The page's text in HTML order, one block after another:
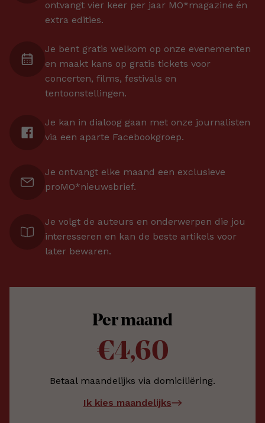
ontvangt vier keer per jaar MO*magazine én
extra edities.
Je bent gratis welkom op onze evenementen
en maakt kans op gratis tickets voor
concerten, films, festivals en
tentoonstellingen.
Je kan in dialoog gaan met onze journalisten
via een aparte Facebookgroep.
Je ontvangt elke maand een exclusieve
proMO*nieuwsbrief.
Je volgt de auteurs en onderwerpen die jou
interesseren en kan de beste artikels voor
later bewaren.
Per maand
€4,60
Betaal maandelijks via domiciliëring.
Ik kies maandelijks